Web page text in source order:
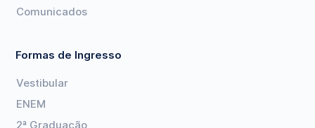
Comunicados
Formas de Ingresso
Vestibular
ENEM
2ª Graduação